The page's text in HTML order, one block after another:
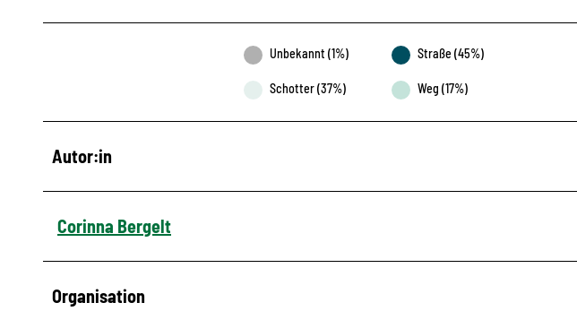
Unbekannt (1%) Straße (45%)
Schotter (37%) Weg (17%)
Autor:in
Corinna Bergelt
Organisation